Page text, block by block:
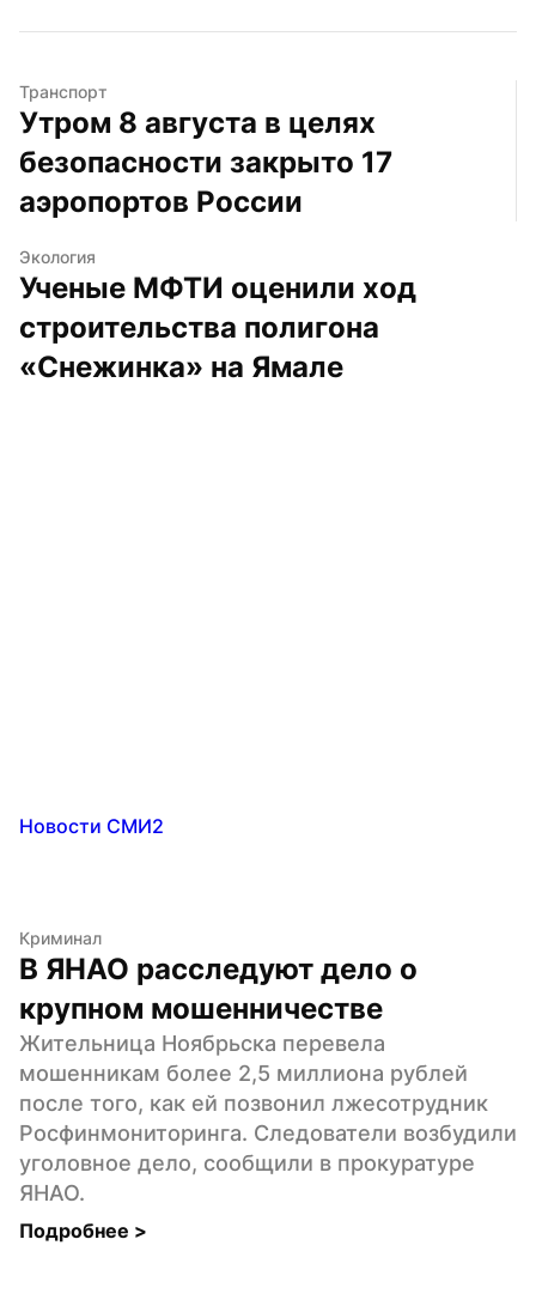
Транспорт
Утром 8 августа в целях
безопасности закрыто 17
аэропортов России
Экология
Ученые МФТИ оценили ход
строительства полигона
«Снежинка» на Ямале
Новости СМИ2
Криминал
В ЯНАО расследуют дело о
крупном мошенничестве
Жительница Ноябрьска перевела
мошенникам более 2,5 миллиона рублей
после того, как ей позвонил лжесотрудник
Росфинмониторинга. Следователи возбудили
уголовное дело, сообщили в прокуратуре
ЯНАО.
Подробнее >